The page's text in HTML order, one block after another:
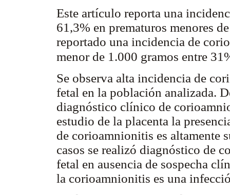
Este artículo reporta una
61,3% en prematuros menores
reportado una incidencia de
menor de 1.000 gramos entre
Se observa alta incidencia de
fetal en la población analizada.
diagnóstico clínico de
estudio de la placenta la
de corioamnionitis es altamente
casos se realizó diagnóstico de
fetal en ausencia de sospecha
la corioamnionitis es una